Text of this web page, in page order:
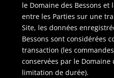
le Domaine des Bessons et
entre les Parties sur une
Site, les données
Bessons sont considérées
transaction (les
conservées par le Domaine
limitation de durée).